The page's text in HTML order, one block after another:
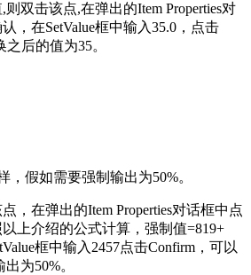
双击该点,在弹出的Item Properties对
，在SetValue框中输入35.0，点击
后的值为35。
假如需要强制输出为50%。
，在弹出的Item Properties对话框中点
上介绍的公式计算，强制值=819+
框中输入2457点击Confirm，可以
为50%。